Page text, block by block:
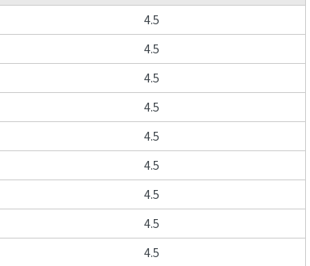
4.5
4.5
4.5
4.5
4.5
4.5
4.5
4.5
4.5